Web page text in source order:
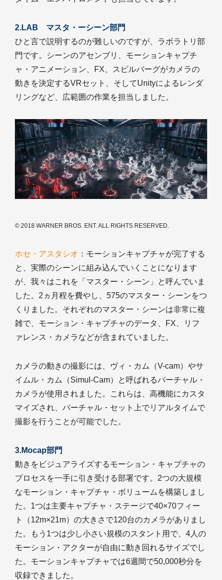
2.LAB マスタ・ーシーン部門
ひと言で説明するのが難しいのですが、ラボラトリ部
門です。シーンのアセンブリ、モーションキャプチ
ャ・アニメーション、FX、スピルバーグがカメラの
動きを決定するVRセット、そしてUnityによるレンダ
リングなど、広範囲の作業を担当しました。
© 2018 WARNER BROS. ENT. ALL RIGHTS RESERVED.
ホセ・アスタシオ ：モーションキャプチャが完了する
と、実際のシーンに組み込んでいくことになります
が、我々はこれを「マスター・シーン」と呼んでいま
した。2ヵ月程を費やし、575のマスター・シーンをつ
くりました。それぞれのマスター・シーンは非常に複
雑で、モーション・キャプチャのデータ、FX、リフ
ァレンス・カメラなどが含まれていました。
カメラの動きの撮影には、ヴィ・カム（V-cam）やサ
イムル・カム（Simul-Cam）と呼ばれるバーチャル・
カメラが使用されました。これらは、高機能にカスタ
マイズされ、バーチャル・セット上でリアルタイムで
撮影を行うことが可能でした。
3.Mocap部門
動きをビジュアライズするモーション・キャプチャの
プロセスを一手に引き受ける部署です。2つの大規模
なモーション・キャプチャ・ボリュームを構築しまし
た。1つは主要キャプチャ・ステージで40×70フィー
ト（12m×21m）の大きさで120台のカメラがありまし
た。もう1つは少し小さい規模のスタント用で、4人の
モーション・アクターが自由に動き回れるサイズでし
た。モーションキャプチャでは6週間で50,000秒分を
収録できました。